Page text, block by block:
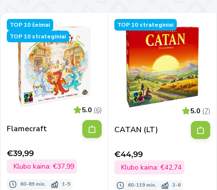
TOP 10 šeimai
TOP 10 strateginiai
5.0 (6)
Flamecraft
Išpardavimo
kaina
€39,99
Klubo kaina: €37,99
60-89 min.
1-5
TOP 10 strateginiai
5.0 (7)
CATAN (LT)
Išpardavimo
kaina
€44,99
Klubo kaina: €42,74
60-119 min.
3-6